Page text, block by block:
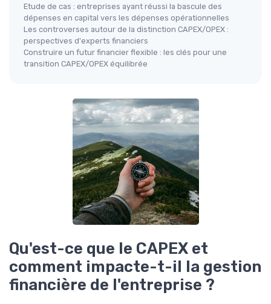
Etude de cas : entreprises ayant réussi la bascule des
dépenses en capital vers les dépenses opérationnelles
Les controverses autour de la distinction CAPEX/OPEX :
perspectives d'experts financiers
Construire un futur financier flexible : les clés pour une
transition CAPEX/OPEX équilibrée
Qu'est-ce que le CAPEX et
comment impacte-t-il la gestion
financière de l'entreprise ?